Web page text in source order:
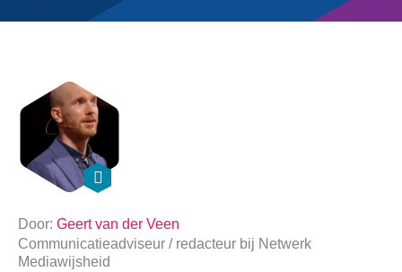
Door: Geert van der Veen
Communicatieadviseur / redacteur bij Netwerk
Mediawijsheid